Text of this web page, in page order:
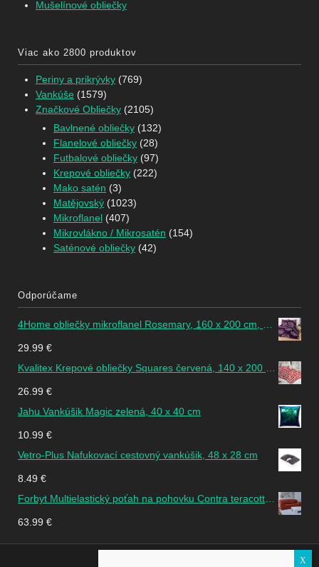
Mušelínové obliečky
Viac ako 2800 produktov
Periny a prikrývky (769)
Vankúše (1579)
Značkové Obliečky (2105)
Bavlnené obliečky (132)
Flanelové obliečky (28)
Futbalové obliečky (97)
Krepové obliečky (222)
Mako satén (3)
Matějovský (1023)
Mikroflanel (407)
Mikrovlákno / Mikrosatén (154)
Saténové obliečky (42)
Odporúčame
4Home obliečky mikroflanel Rosemary, 160 x 200 cm, 2 ks 70 x 80 cm
29.99 €
Kvalitex Krepové obliečky Squares červená, 140 x 200 cm, 70 x 90 cm
26.99 €
Jahu Vankúšik Magic zelená, 40 x 40 cm
10.99 €
Vetro-Plus Nafukovací cestovný vankúšik, 48 x 28 cm
8.49 €
Forbyt Multielastický poťah na pohovku Contra teracotta, 140 - 180 cm
63.99 €